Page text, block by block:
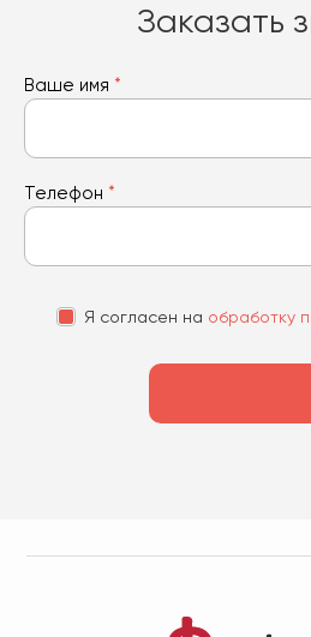
Заказать
Ваше имя *
Телефон *
Я согласен на обработку